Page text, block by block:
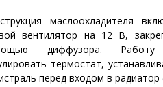
маслоохладителя
вентилятор на 12 В,
диффузора. Работу
термостат,
перед входом в радиатор